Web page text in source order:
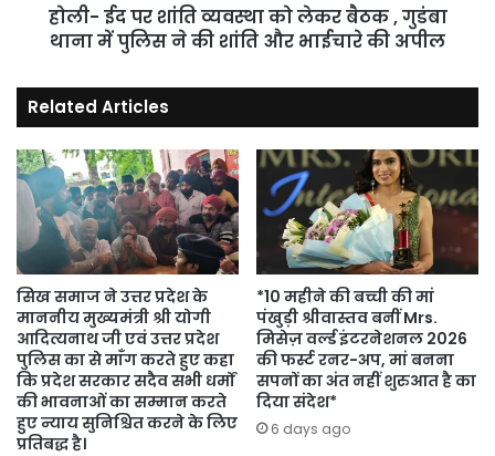
पुलिस
की
शांति
और
भाईचारे
अपील
होली- ईद पर शांति व्यवस्था को लेकर बैठक , गुडंबा
थाना में पुलिस ने की शांति और भाईचारे की अपील
Related Articles
सिख समाज ने उत्तर प्रदेश के
माननीय मुख्यमंत्री श्री योगी
आदित्यनाथ जी एवं उत्तर प्रदेश
पुलिस का से माँग करते हुए कहा
कि प्रदेश सरकार सदैव सभी धर्मों
की भावनाओं का सम्मान करते
हुए न्याय सुनिश्चित करने के लिए
प्रतिबद्ध है।
*10 महीने की बच्ची की मां
पंखुड़ी श्रीवास्तव बनीं Mrs.
मिसेज़ वर्ल्ड इंटरनेशनल 2026
की फर्स्ट रनर-अप, मां बनना
सपनों का अंत नहीं शुरुआत है का
दिया संदेश*
6 days ago